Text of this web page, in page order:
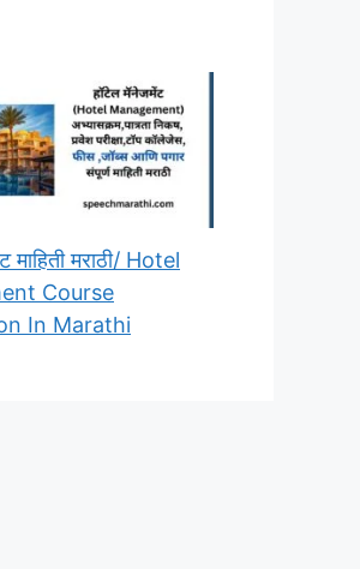
मराठी/ Hotel
Course
In Marathi